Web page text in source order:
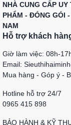
NHÀ CUNG CẤP
PHẨM - ĐÓNG GÓI
NAM
Hỗ trợ khách
Giờ làm việc: 08h-
Email:
Mua hàng - Góp ý -
Hotline hỗ trợ 24/7
0965 415 898
BẢO HÀNH & KỸ